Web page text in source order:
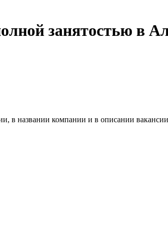
занятостью в
в названии компании и в описании вакансии